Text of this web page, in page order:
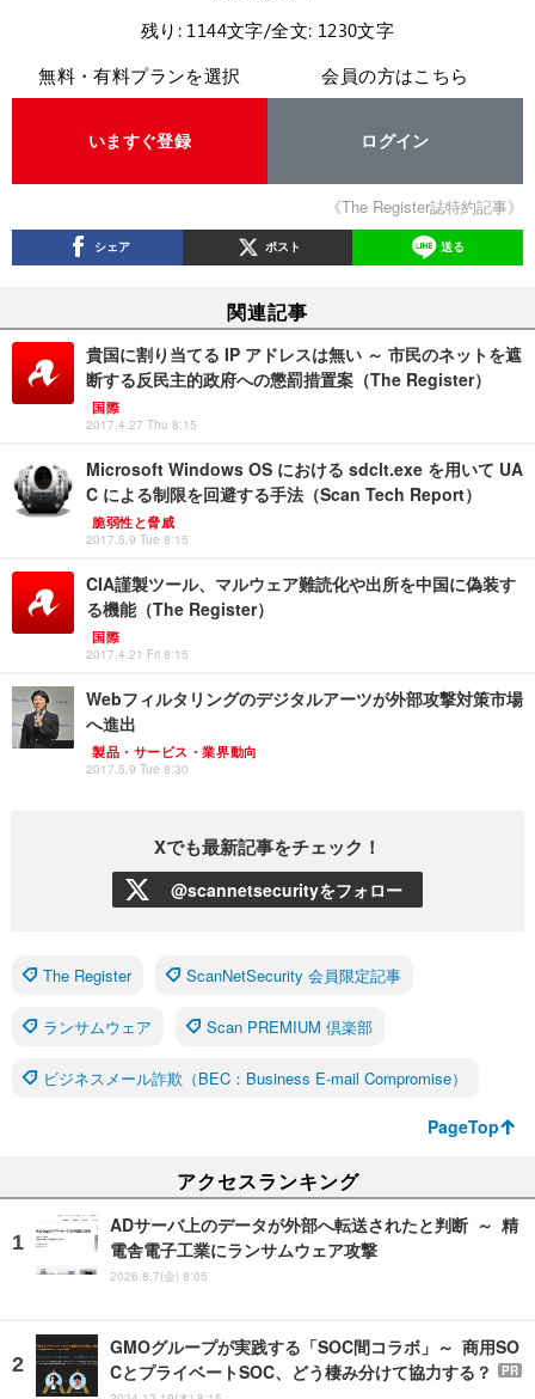
残り: 1144文字/全文: 1230文字
無料・有料プランを選択
いますぐ登録
会員の方はこちら
ログイン
《The Register誌特約記事》
シェア ポスト 送る
関連記事
貴国に割り当てる IP アドレスは無い ～ 市民のネットを遮
断する反民主的政府への懲罰措置案（The Register）
国際
2017.4.27 Thu 8:15
Microsoft Windows OS における sdclt.exe を用いて UA
C による制限を回避する手法（Scan Tech Report）
脆弱性と脅威
2017.5.9 Tue 8:15
CIA謹製ツール、マルウェア難読化や出所を中国に偽装す
る機能（The Register）
国際
2017.4.21 Fri 8:15
Webフィルタリングのデジタルアーツが外部攻撃対策市場
へ進出
製品・サービス・業界動向
2017.5.9 Tue 8:30
Xでも最新記事をチェック！
@scannetsecurityをフォロー
The Register ScanNetSecurity 会員限定記事
ランサムウェア Scan PREMIUM 倶楽部
ビジネスメール詐欺（BEC：Business E-mail Compromise）
PageTop
アクセスランキング
ADサーバ上のデータが外部へ転送されたと判断 ～ 精
電舎電子工業にランサムウェア攻撃
2026.8.7(金) 8:05
GMOグループが実践する「SOC間コラボ」～ 商用SO
CとプライベートSOC、どう棲み分けて協力する？
PR